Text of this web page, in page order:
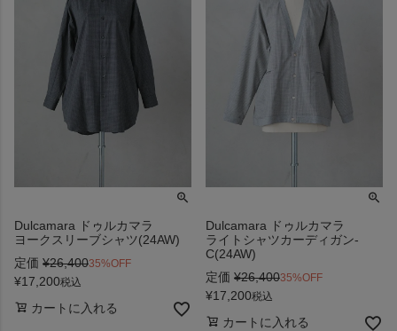
Dulcamara ドゥルカマラ
ヨークスリーブシャツ(24AW)
定価 ¥26,40035%OFF
¥17,200税込
カートに入れる
Dulcamara ドゥルカマラ
ライトシャツカーディガン-
C(24AW)
定価 ¥26,40035%OFF
¥17,200税込
カートに入れる